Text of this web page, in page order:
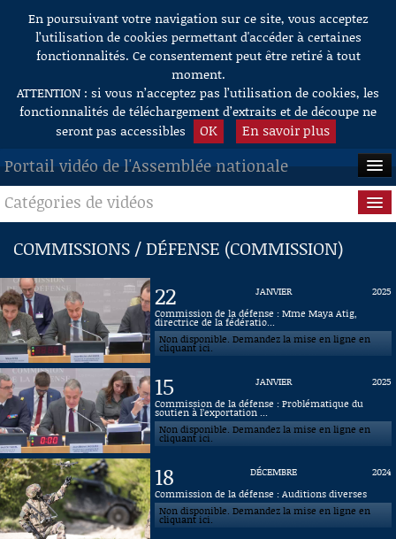
Aller au contenu
En poursuivant votre navigation sur ce site, vous acceptez
l’utilisation de cookies permettant d'accéder à certaines
fonctionnalités. Ce consentement peut être retiré à tout
moment.
ATTENTION : si vous n’acceptez pas l’utilisation de cookies, les
fonctionnalités de téléchargement d’extraits et de découpe ne
seront pas accessibles
OK En savoir plus
Portail vidéo de l'Assemblée nationale
ACCUEIL
EN DIRECT
À LA DEMANDE
RECHERCHE
AIDE À LA DÉCOUPE
DE VIDÉOS
Catégories de vidéos
Séance publique
Questions au Gouvernement
Commissions
Présidence
Évènements
Connaissance, Histoire
COMMISSIONS / DÉFENSE (COMMISSION)
22 JANVIER
2025
Commission de la défense : Mme Maya Atig,
directrice de la fédératio...
Non disponible. Demandez la mise en ligne en
cliquant ici.
15 JANVIER
2025
Commission de la défense : Problématique du
soutien à l’exportation ...
Non disponible. Demandez la mise en ligne en
cliquant ici.
18 DÉCEMBRE
2024
Commission de la défense : Auditions diverses
Non disponible. Demandez la mise en ligne en
cliquant ici.